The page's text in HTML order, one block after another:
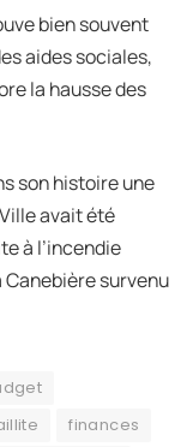
bien souvent
aides sociales,
la hausse des
son histoire une
avait été
à l’incendie
survenu
finances